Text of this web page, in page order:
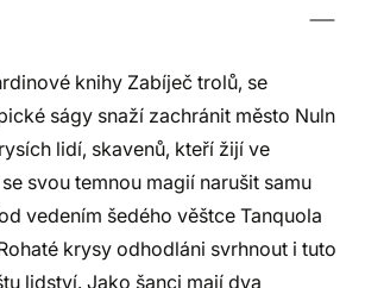
knihy Zabíječ trolů, se
ságy snaží zachránit město Nuln
lidí, skavenů, kteří žijí ve
svou temnou magií narušit samu
vedením šedého věštce Tanquola
krysy odhodláni svrhnout i tuto
lidství. Jako šanci mají dva